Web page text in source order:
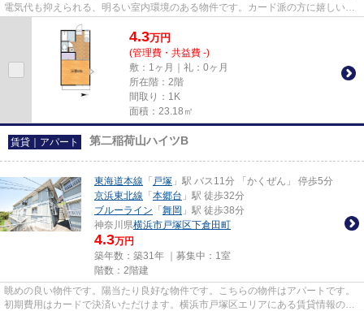
電気代も抑えられる、明るい室内環境のある物件です。カード派の方に嬉しい。
4.3万円
(管理費・共益費 -)
敷：1ヶ月｜礼：0ヶ月
所在階：2階
間取り：1K
面積：23.18㎡
賃貸｜アパート 第二稲荷山ハイツB
東海道本線 「 戸塚 」駅 バス11分 「かくぜん」 停歩5分
京浜東北線 「 本郷台 」駅 徒歩32分
ブルーライン 「 舞岡 」駅 徒歩38分
神奈川県横浜市戸塚区下倉田町
4.3万円
築年数：築31年 ｜募集中： 1室
階数：2階建
眺めの良い物件です。陽当たり良好な物件です。こちらの物件はアパートです。
初期費用はカードで決済いただけます。横浜市戸塚区エリアにある賃貸情報のこ